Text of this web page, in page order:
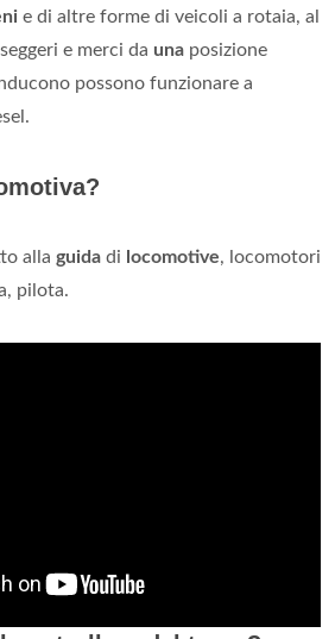
e di altre forme di veicoli a rotaia, al
e merci da una posizione
possono funzionare a
alla guida di locomotive, locomotori
pilota.